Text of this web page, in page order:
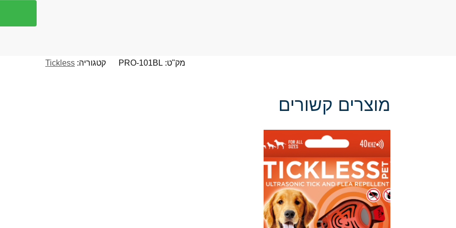
מק"ט: PRO-101BL קטגוריה: Tickless
מוצרים קשורים